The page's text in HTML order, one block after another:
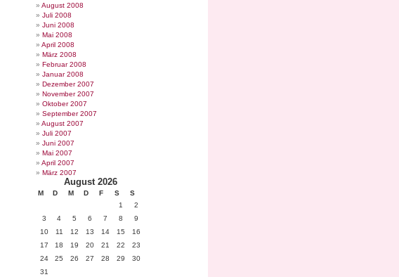
August 2008
Juli 2008
Juni 2008
Mai 2008
April 2008
März 2008
Februar 2008
Januar 2008
Dezember 2007
November 2007
Oktober 2007
September 2007
August 2007
Juli 2007
Juni 2007
Mai 2007
April 2007
März 2007
August 2026
M D M D F S S
1
2
3
4 5 6 7 8
9
10
11 12 13 14 15
16
17
18 19 20 21 22
23
24
25 26 27 28 29
30
31